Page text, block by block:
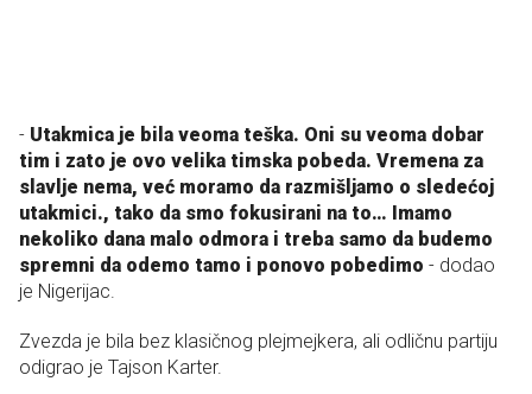
- Utakmica je bila veoma teška. Oni su veoma dobar
tim i zato je ovo velika timska pobeda. Vremena za
slavlje nema, već moramo da razmišljamo o sledećoj
utakmici., tako da smo fokusirani na to… Imamo
nekoliko dana malo odmora i treba samo da budemo
spremni da odemo tamo i ponovo pobedimo - dodao
je Nigerijac.
Zvezda je bila bez klasičnog plejmejkera, ali odličnu partiju
odigrao je Tajson Karter.